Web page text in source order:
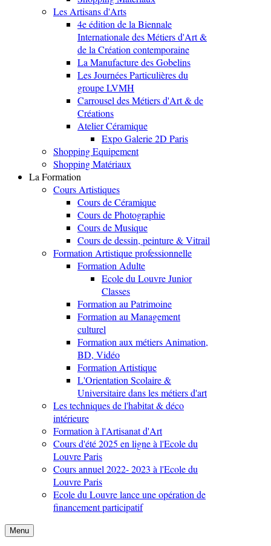
Les Artisans d'Arts
4e édition de la Biennale
Internationale des Métiers d'Art &
de la Création contemporaine
La Manufacture des Gobelins
Les Journées Particulières du
groupe LVMH
Carrousel des Métiers d'Art & de
Créations
Atelier Céramique
Expo Galerie 2D Paris
Shopping Equipement
Shopping Matériaux
La Formation
Cours Artistiques
Cours de Céramique
Cours de Photographie
Cours de Musique
Cours de dessin, peinture & Vitrail
Formation Artistique professionnelle
Formation Adulte
Ecole du Louvre Junior
Classes
Formation au Patrimoine
Formation au Management
culturel
Formation aux métiers Animation,
BD, Vidéo
Formation Artistique
L'Orientation Scolaire &
Universitaire dans les métiers d'art
Les techniques de l'habitat & déco
intérieure
Formation à l'Artisanat d'Art
Cours d'été 2025 en ligne à l'Ecole du
Louvre Paris
Cours annuel 2022- 2023 à l'Ecole du
Louvre Paris
Ecole du Louvre lance une opération de
financement participatif
Menu